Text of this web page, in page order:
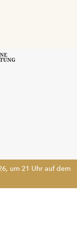
um 21 Uhr auf dem